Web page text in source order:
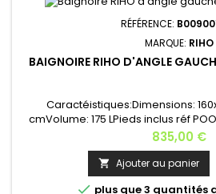
RÉFÉRENCE:
MARQUE: RIHO
BAIGNOIRE RIHO D'ANGLE
Caractéistiques:Dimensions:
cmVolume: 175 LPieds inclus réf
réglables de 11 à 17 cmVersion:
poignée, tablier, kit vidage,
balnéothérapie...Appui-tête: AH05 -
gris) Version: gauche et droite Merci
Prix
835,00 €
 Ajouter au panier
 plus que 3 quantités